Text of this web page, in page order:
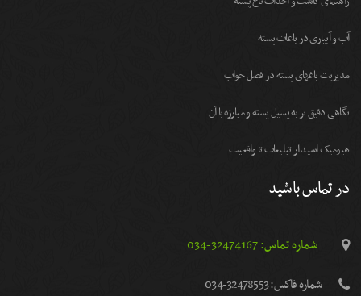
آب و آبیاری در باغات پسته
مديريت باغهای پسته در فصل خواب
نگاهی دقیق تر به پسیل پسته و مبارزه با آن
هیومیک اسید از تبلیغات تا واقعیت
در تماس باشید
شماره تماس: 32474167-034
شماره فاكس: 32478553-034